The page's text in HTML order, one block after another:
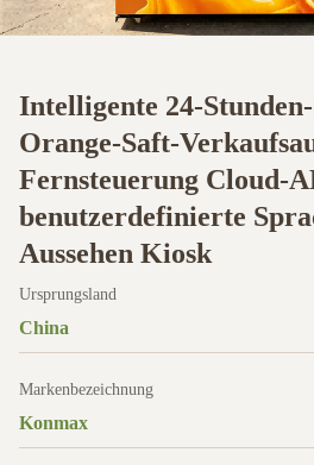
Intelligente 24-
Orange-Saft-
Fernsteuerung Cloud-
benutzerdefinierte
Aussehen Kiosk
Ursprungsland
China
Markenbezeichnung
Konmax